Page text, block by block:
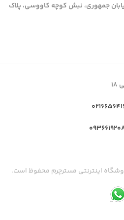
خیابان جمهوری، نبش کوچه کاووسی، پلاک
اینترنتی مسترچرم محفوظ است.